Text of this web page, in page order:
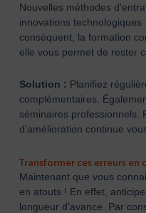
Nouvelles méthodes
innovations
conséquent, la formation
elle vous permet de rester
Solution : Planifiez
complémentaires.
séminaires professionnels.
d’amélioration continue
Transformer ces erreurs en
Maintenant que vous
en atouts ! En effet,
longueur d’avance. Par